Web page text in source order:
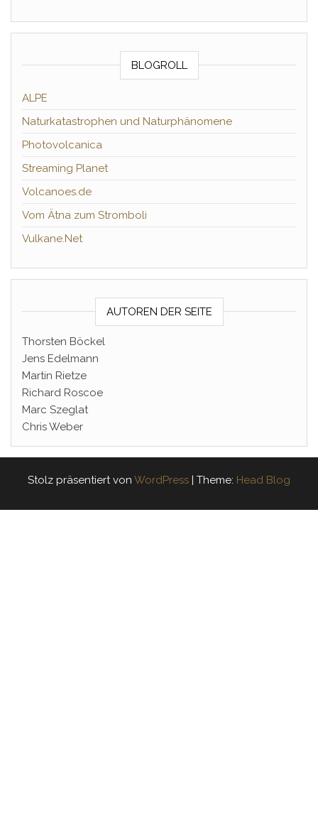
BLOGROLL
ALPE
Naturkatastrophen und Naturphänomene
Photovolcanica
Streaming Planet
Volcanoes.de
Vom Ätna zum Stromboli
Vulkane.Net
AUTOREN DER SEITE
Thorsten Böckel
Jens Edelmann
Martin Rietze
Richard Roscoe
Marc Szeglat
Chris Weber
Stolz präsentiert von WordPress | Theme: Head Blog